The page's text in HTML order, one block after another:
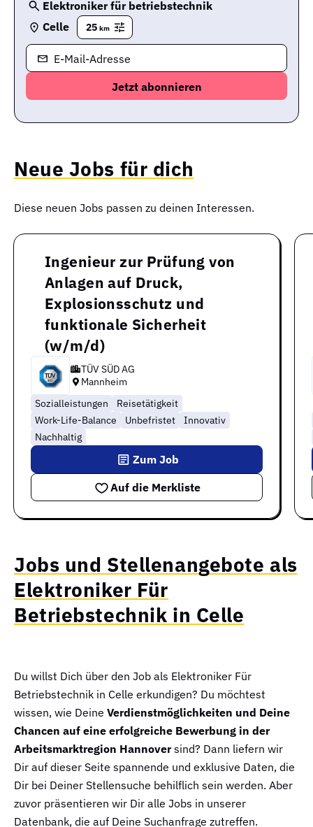
Elektroniker für betriebstechnik
Celle
25 km
E-Mail-Adresse
Neue Jobs für dich
Diese neuen Jobs passen zu deinen Interessen.
Ingenieur zur Prüfung von
Anlagen auf Druck,
Explosionsschutz und
funktionale Sicherheit
(w/m/d)
TÜV SÜD AG
Mannheim
Sozialleistungen
Reisetätigkeit
Work-Life-Balance
Unbefristet
Innovativ
Nachhaltig
Auf die Merkliste
Zum Job
Jobs und Stellenangebote als
Elektroniker Für
Betriebstechnik in Celle
Du willst Dich über den Job als Elektroniker Für
Betriebstechnik in Celle erkundigen? Du möchtest
wissen, wie Deine Verdienstmöglichkeiten und Deine
Chancen auf eine erfolgreiche Bewerbung in der
Arbeitsmarktregion Hannoversind? Dann liefern wir
Dir auf dieser Seite spannende und exklusive Daten, die
Dir bei Deiner Stellensuche behilflich sein werden. Aber
zuvor präsentieren wir Dir alle Jobs in unserer
Datenbank, die auf Deine Suchanfrage zutreffen.